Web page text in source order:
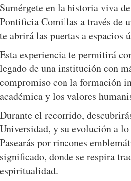
Sumérgete en la historia viva
Pontificia Comillas a través de
te abrirá las puertas a espacios
Esta experiencia te permitirá
legado de una institución con
compromiso con la formación
académica y los valores
Durante el recorrido,
Universidad, y su evolución a
Pasearás por rincones
significado, donde se respira
espiritualidad.